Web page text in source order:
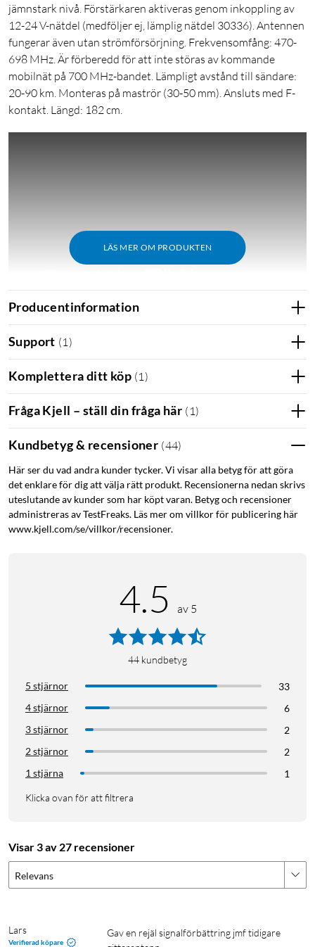
jämnstark nivå. Förstärkaren aktiveras genom inkoppling av
12-24 V-nätdel (medföljer ej, lämplig nätdel 30336). Antennen
fungerar även utan strömförsörjning. Frekvensomfång: 470-
698 MHz. Är förberedd för att inte störas av kommande
mobilnät på 700 MHz-bandet. Lämpligt avstånd till sändare:
20-90 km. Monteras på maströr (30-50 mm). Ansluts med F-
kontakt. Längd: 182 cm.
LÄS MER OM PRODUKTEN
Yagiantenn
Producentinformation
Support (1)
Komplettera ditt köp (1)
Fråga Kjell – ställ din fråga här ( 1)
Kundbetyg & recensioner (44)
Här ser du vad andra kunder tycker. Vi visar alla betyg för att göra
det enklare för dig att välja rätt produkt. Recensionerna nedan skrivs
uteslutande av kunder som har köpt varan. Betyg och recensioner
administreras av TestFreaks. Läs mer om villkor för publicering här
www.kjell.com/se/villkor/recensioner.
4.5 av 5
44 kundbetyg
5 stjärnor
33
4 stjärnor
6
3 stjärnor
2
2 stjärnor
2
1 stjärna
1
Klicka ovan för att filtrera
Visar 3 av 27 recensioner
Relevans
Lars
Verifierad köpare
Gav en rejäl signalförbättring jmf tidigare